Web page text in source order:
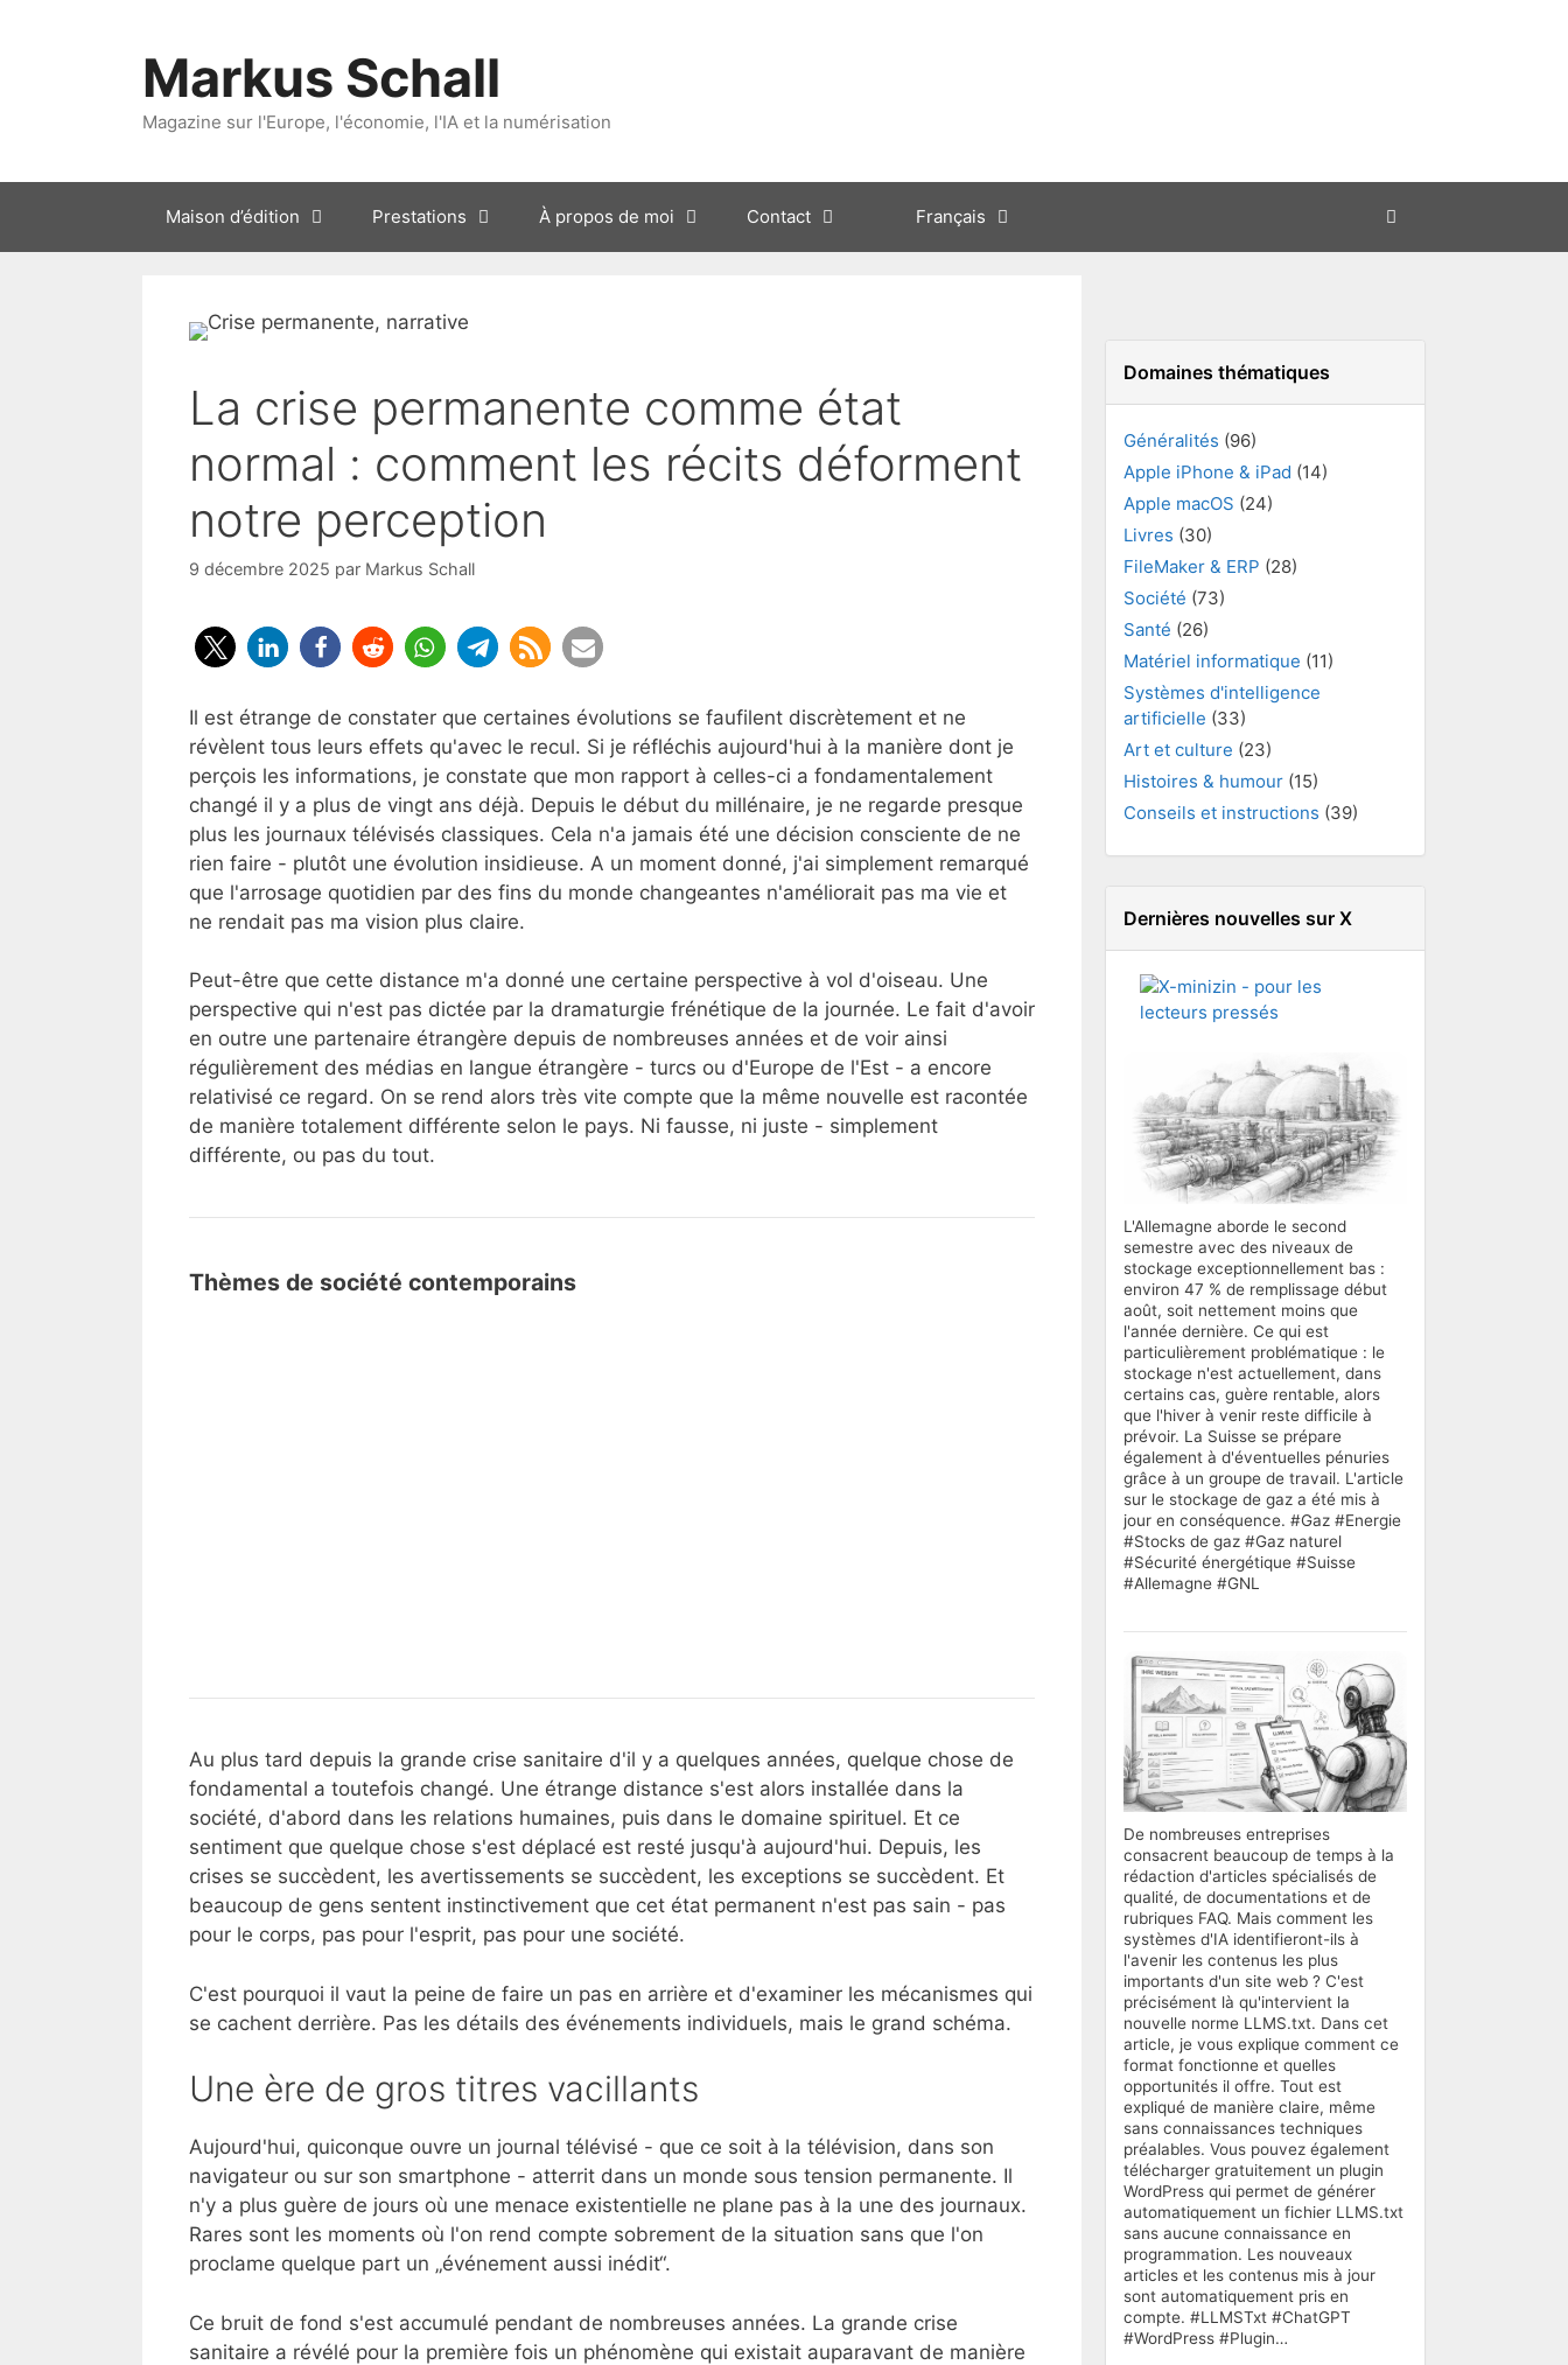
Markus Schall
Magazine sur l'Europe, l'économie, l'IA et la numérisation
Maison d’édition Prestations À propos de moi Contact Français
La crise permanente comme état
normal : comment les récits déforment
notre perception
9 décembre 2025 par Markus Schall
Il est étrange de constater que certaines évolutions se faufilent discrètement et ne
révèlent tous leurs effets qu'avec le recul. Si je réfléchis aujourd'hui à la manière dont je
perçois les informations, je constate que mon rapport à celles-ci a fondamentalement
changé il y a plus de vingt ans déjà. Depuis le début du millénaire, je ne regarde presque
plus les journaux télévisés classiques. Cela n'a jamais été une décision consciente de ne
rien faire - plutôt une évolution insidieuse. A un moment donné, j'ai simplement remarqué
que l'arrosage quotidien par des fins du monde changeantes n'améliorait pas ma vie et
ne rendait pas ma vision plus claire.
Peut-être que cette distance m'a donné une certaine perspective à vol d'oiseau. Une
perspective qui n'est pas dictée par la dramaturgie frénétique de la journée. Le fait d'avoir
en outre une partenaire étrangère depuis de nombreuses années et de voir ainsi
régulièrement des médias en langue étrangère - turcs ou d'Europe de l'Est - a encore
relativisé ce regard. On se rend alors très vite compte que la même nouvelle est racontée
de manière totalement différente selon le pays. Ni fausse, ni juste - simplement
différente, ou pas du tout.
Thèmes de société contemporains
voix
aujourd'hui
projets
stablecoins
les
CBDC
expliqués
simplement
Stream
sabotage,
politique
de
puissance
et
les
questions
gênantes
Au plus tard depuis la grande crise sanitaire d'il y a quelques années, quelque chose de
fondamental a toutefois changé. Une étrange distance s'est alors installée dans la
société, d'abord dans les relations humaines, puis dans le domaine spirituel. Et ce
sentiment que quelque chose s'est déplacé est resté jusqu'à aujourd'hui. Depuis, les
crises se succèdent, les avertissements se succèdent, les exceptions se succèdent. Et
beaucoup de gens sentent instinctivement que cet état permanent n'est pas sain - pas
pour le corps, pas pour l'esprit, pas pour une société.
C'est pourquoi il vaut la peine de faire un pas en arrière et d'examiner les mécanismes qui
se cachent derrière. Pas les détails des événements individuels, mais le grand schéma.
Une ère de gros titres vacillants
Aujourd'hui, quiconque ouvre un journal télévisé - que ce soit à la télévision, dans son
navigateur ou sur son smartphone - atterrit dans un monde sous tension permanente. Il
n'y a plus guère de jours où une menace existentielle ne plane pas à la une des journaux.
Rares sont les moments où l'on rend compte sobrement de la situation sans que l'on
proclame quelque part un „événement aussi inédit“.
Ce bruit de fond s'est accumulé pendant de nombreuses années. La grande crise
sanitaire a révélé pour la première fois un phénomène qui existait auparavant de manière
Domaines thématiques
Généralités (96)
Apple iPhone & iPad (14)
Apple macOS (24)
Livres (30)
FileMaker & ERP (28)
Société (73)
Santé (26)
Matériel informatique (11)
Systèmes d'intelligence
artificielle (33)
Art et culture (23)
Histoires & humour (15)
Conseils et instructions (39)
Dernières nouvelles sur X
L'Allemagne aborde le second
semestre avec des niveaux de
stockage exceptionnellement bas :
environ 47 % de remplissage début
août, soit nettement moins que
l'année dernière. Ce qui est
particulièrement problématique : le
stockage n'est actuellement, dans
certains cas, guère rentable, alors
que l'hiver à venir reste difficile à
prévoir. La Suisse se prépare
également à d'éventuelles pénuries
grâce à un groupe de travail. L'article
sur le stockage de gaz a été mis à
jour en conséquence. #Gaz #Energie
#Stocks de gaz #Gaz naturel
#Sécurité énergétique #Suisse
#Allemagne #GNL
De nombreuses entreprises
consacrent beaucoup de temps à la
rédaction d'articles spécialisés de
qualité, de documentations et de
rubriques FAQ. Mais comment les
systèmes d'IA identifieront-ils à
l'avenir les contenus les plus
importants d'un site web ? C'est
précisément là qu'intervient la
nouvelle norme LLMS.txt. Dans cet
article, je vous explique comment ce
format fonctionne et quelles
opportunités il offre. Tout est
expliqué de manière claire, même
sans connaissances techniques
préalables. Vous pouvez également
télécharger gratuitement un plugin
WordPress qui permet de générer
automatiquement un fichier LLMS.txt
sans aucune connaissance en
programmation. Les nouveaux
articles et les contenus mis à jour
sont automatiquement pris en
compte. #LLMSTxt #ChatGPT
#WordPress #Plugin…